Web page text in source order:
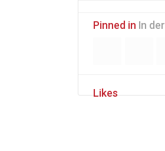
Pinned in In
Likes